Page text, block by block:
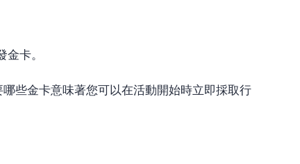
卡。
些金卡意味著您可以在活動開始時立即採取行